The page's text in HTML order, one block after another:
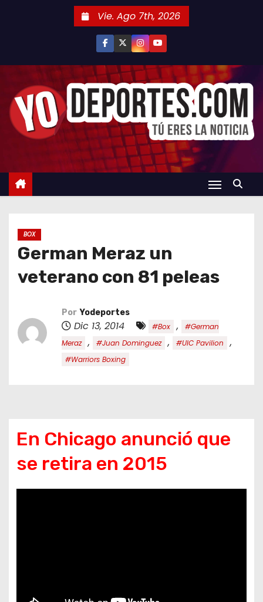
n
Vie. Ago 7th, 2026
BOX
German Meraz un
veterano con 81 peleas
Por Yodeportes
Dic 13, 2014 #Box ,
#German
Meraz
, #Juan Dominguez , #UIC Pavilion ,
#Warriors Boxing
En Chicago anunció que
se retira en 2015